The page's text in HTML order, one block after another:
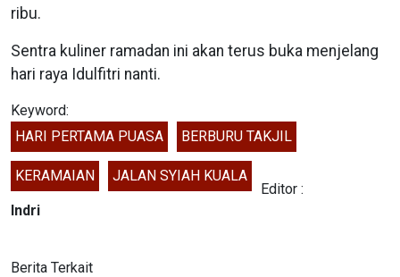
ribu.
Sentra kuliner ramadan ini akan terus buka menjelang
hari raya Idulfitri nanti.
Keyword:
HARI PERTAMA PUASA
BERBURU TAKJIL
KERAMAIAN JALAN SYIAH KUALA
Editor :
Indri
Berita Terkait